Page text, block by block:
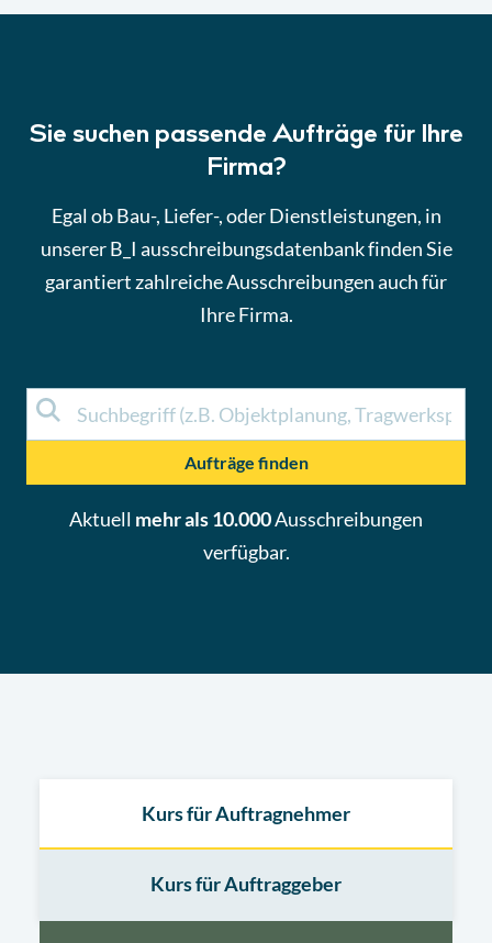
Sie suchen passende Aufträge für Ihre
Firma?
Egal ob Bau-, Liefer-, oder Dienstleistungen, in
unserer B_I ausschreibungsdatenbank finden Sie
garantiert zahlreiche Ausschreibungen auch für
Ihre Firma.
Aufträge finden
Aktuell mehr als 10.000Ausschreibungen
verfügbar.
Kurs für Auftragnehmer
Kurs für Auftraggeber